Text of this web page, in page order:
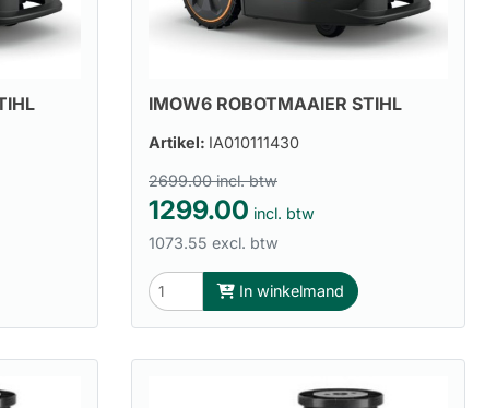
IMOW6 ROBOTMAAIER STIHL
Artikel: IA010111430
2699.00 incl. btw
1299.00 incl. btw
1073.55 excl. btw
In winkelmand